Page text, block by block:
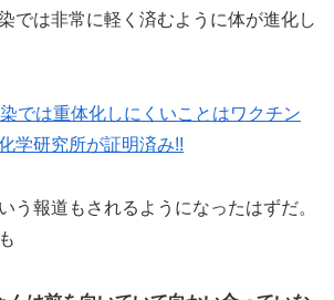
では非常に軽く済むように体が進化し
では重体化しにくいことはワクチン
学研究所が証明済み!!
う報道もされるようになったはずだ。